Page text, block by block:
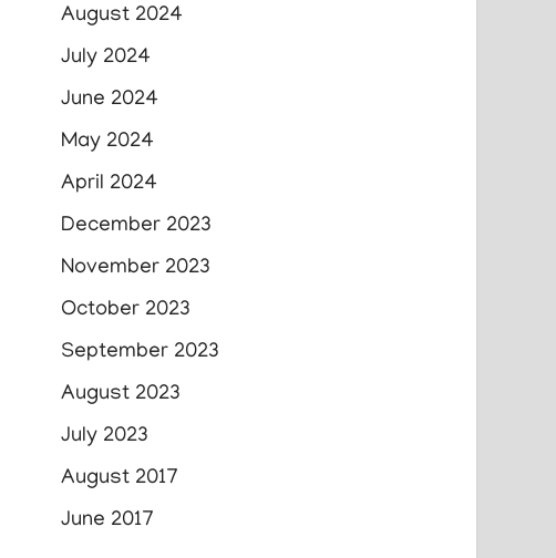
August 2024
July 2024
June 2024
May 2024
April 2024
December 2023
November 2023
October 2023
September 2023
August 2023
July 2023
August 2017
June 2017